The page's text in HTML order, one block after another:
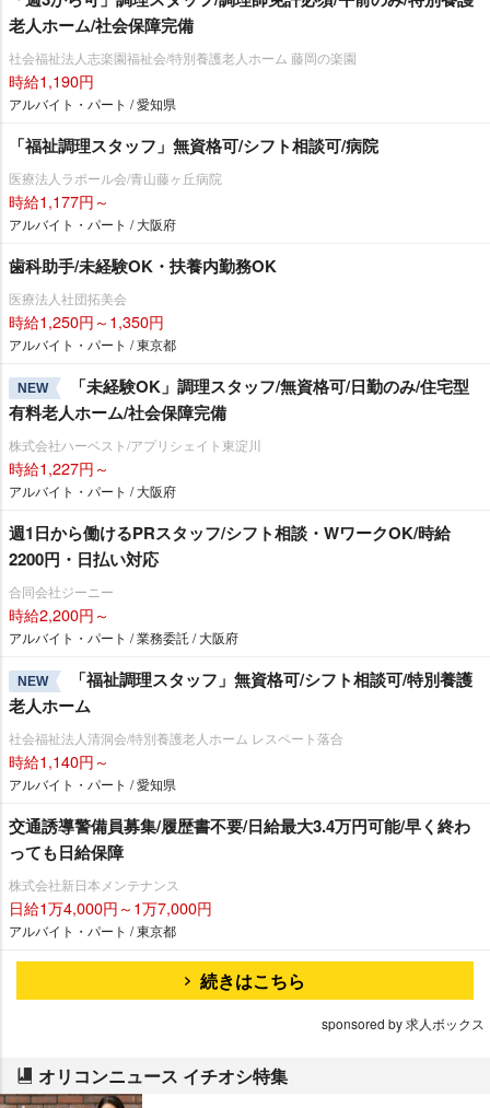
老人ホーム/社会保障完備
社会福祉法人志楽園福祉会/特別養護老人ホーム 藤岡の楽園
時給1,190円
アルバイト・パート / 愛知県
「福祉調理スタッフ」無資格可/シフト相談可/病院
医療法人ラポール会/青山藤ヶ丘病院
時給1,177円～
アルバイト・パート / 大阪府
歯科助手/未経験OK・扶養内勤務OK
医療法人社団拓美会
時給1,250円～1,350円
アルバイト・パート / 東京都
NEW
「未経験OK」調理スタッフ/無資格可/日勤のみ/住宅型
有料老人ホーム/社会保障完備
株式会社ハーベスト/アプリシェイト東淀川
時給1,227円～
アルバイト・パート / 大阪府
週1日から働けるPRスタッフ/シフト相談・WワークOK/時給
2200円・日払い対応
合同会社ジーニー
時給2,200円～
アルバイト・パート / 業務委託 / 大阪府
NEW
「福祉調理スタッフ」無資格可/シフト相談可/特別養護
老人ホーム
社会福祉法人清洞会/特別養護老人ホーム レスペート落合
時給1,140円～
アルバイト・パート / 愛知県
交通誘導警備員募集/履歴書不要/日給最大3.4万円可能/早く終わ
っても日給保障
株式会社新日本メンテナンス
日給1万4,000円～1万7,000円
アルバイト・パート / 東京都
続きはこちら
sponsored by 求人ボックス
オリコンニュース イチオシ特集